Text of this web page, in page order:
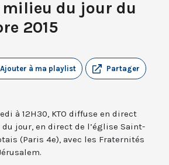
milieu du jour du
2015
Partager
Ajouter à ma playlist
à 12H30, KTO diffuse en direct
jour, en direct de l’église Saint-
(Paris 4e), avec les Fraternités